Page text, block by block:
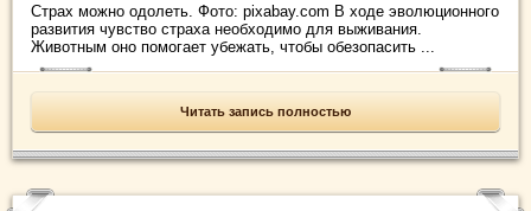
Страх можно одолеть. Фото: pixabay.com В ходе эволюционного
развития чувство страха необходимо для выживания.
Животным оно помогает убежать, чтобы обезопасить ...
Читать запись полностью